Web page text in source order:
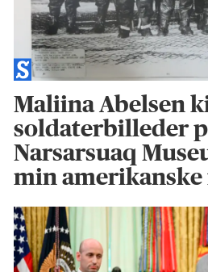
Maliina Abelsen
soldaterbilleder
Narsarsuaq
min amerikanske